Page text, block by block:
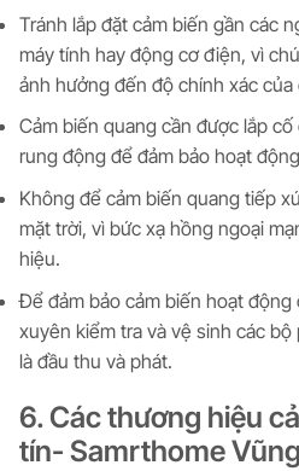
Tránh lắp đặt cảm biến gần các
máy tính hay động cơ điện, vì
ảnh hưởng đến độ chính xác của
Cảm biến quang cần được lắp
rung động để đảm bảo hoạt
Không để cảm biến quang tiếp
mặt trời, vì bức xạ hồng ngoại
hiệu.
Để đảm bảo cảm biến hoạt
xuyên kiểm tra và vệ sinh các
là đầu thu và phát.
6. Các thương hiệu
tín- Samrthome